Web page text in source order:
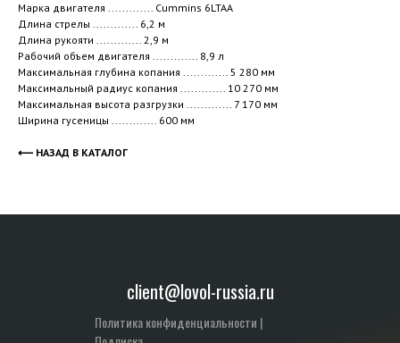
Марка двигателя ............. Cummins 6LTAA
Длина стрелы ............. 6,2 м
Длина рукояти ............. 2,9 м
Рабочий объем двигателя ............. 8,9 л
Максимальная глубина копания ............. 5 280 мм
Максимальный радиус копания ............. 10 270 мм
Максимальная высота разгрузки ............. 7 170 мм
Ширина гусеницы ............. 600 мм
⟵ НАЗАД В КАТАЛОГ
client@lovol-russia.ru
Политика конфиденциальности |